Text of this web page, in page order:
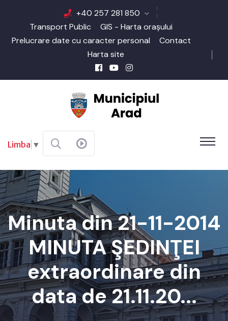
+40 257 281 850
Transport Public
GIS - Harta orașului
Prelucrare date cu caracter personal
Contact
Harta site
Limba ▼
Minuta din 21-11-2014
MINUTA ŞEDINŢEI
extraordinare din
data de 21.11.20...